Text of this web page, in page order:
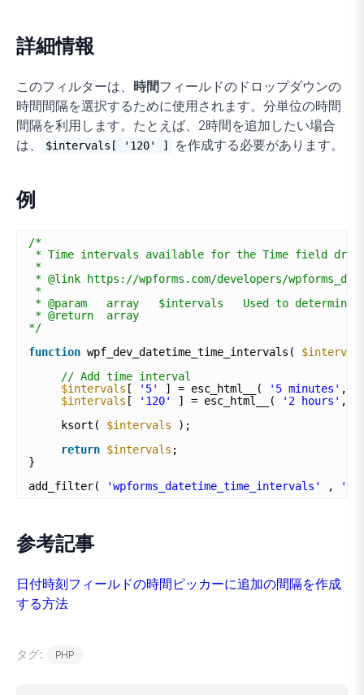
詳細情報
このフィルターは、 時間フィールドのドロップダウンの
時間間隔を選択するために使用されます。分単位の時間
間隔を利用します。たとえば、2時間を追加したい場合
は、
$intervals[ '120' ] を作成する必要があります。
例
/*
* Time intervals available for the Time field
*
* @link https://wpforms.com/developers/
*
* @param   array   $intervals   Used to
* @return  array
*/
function wpf_dev_datetime_time_intervals(
// Add time interval
$intervals [ '5' ] = esc_html__( '5 minutes' ,
$intervals [ '120' ] = esc_html__( '2 hours' ,
ksort( $intervals
);
return $intervals ;
}
add_filter(
'wpforms_datetime_time_intervals' ,
参考記事
日付時刻フィールドの時間ピッカーに追加の間隔を作成
する方法
タグ: PHP